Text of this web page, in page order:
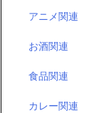
アニメ関連
お酒関連
食品関連
カレー関連